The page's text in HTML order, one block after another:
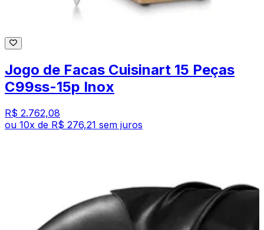
Jogo de Facas Cuisinart 15 Peças
C99ss-15p Inox
R$ 2.762,08
ou 10x de R$ 276,21 sem juros